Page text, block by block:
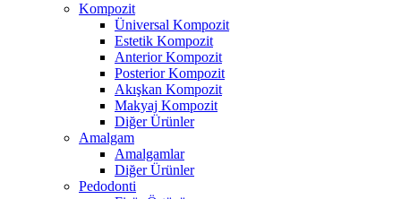
Kompozit
Üniversal Kompozit
Estetik Kompozit
Anterior Kompozit
Posterior Kompozit
Akışkan Kompozit
Makyaj Kompozit
Diğer Ürünler
Amalgam
Amalgamlar
Diğer Ürünler
Pedodonti